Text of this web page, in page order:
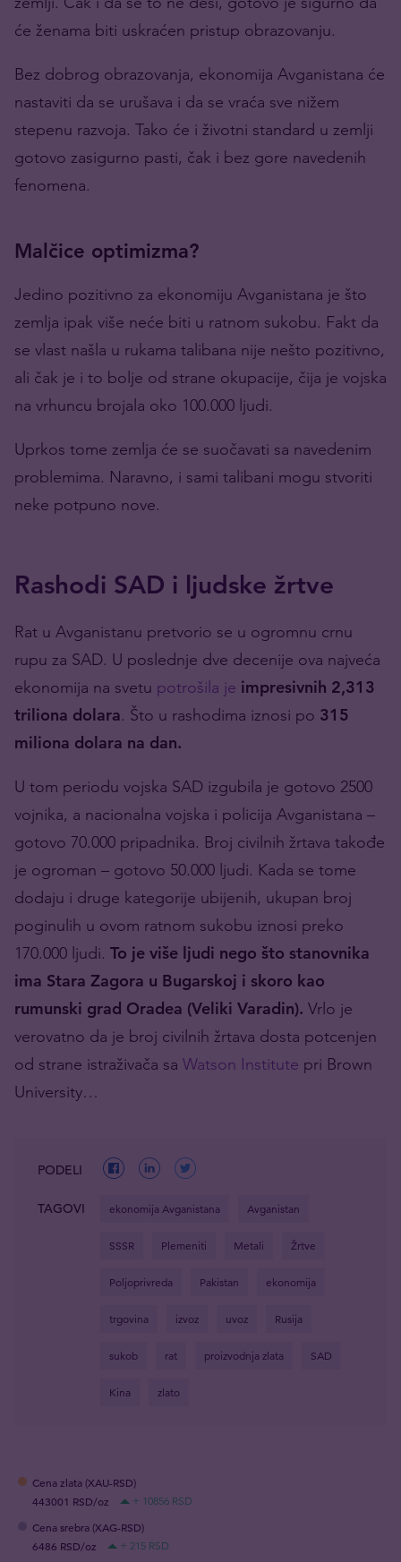
će ženama biti uskraćen pristup obrazovanju.
Bez dobrog obrazovanja, ekonomija Avganistana će
nastaviti da se urušava i da se vraća sve nižem
stepenu razvoja. Tako će i životni standard u zemlji
gotovo zasigurno pasti, čak i bez gore navedenih
fenomena.
Malčice optimizma?
Jedino pozitivno za ekonomiju Avganistana je što
zemlja ipak više neće biti u ratnom sukobu. Fakt da
se vlast našla u rukama talibana nije nešto pozitivno,
ali čak je i to bolje od strane okupacije, čija je vojska
na vrhuncu brojala oko 100.000 ljudi.
Uprkos tome zemlja će se suočavati sa navedenim
problemima. Naravno, i sami talibani mogu stvoriti
neke potpuno nove.
Rashodi SAD i ljudske žrtve
Rat u Avganistanu pretvorio se u ogromnu crnu
rupu za SAD. U poslednje dve decenije ova najveća
ekonomija na svetu potrošila je impresivnih 2,313
triliona dolara. Što u rashodima iznosi po 315
miliona dolara na dan.
U tom periodu vojska SAD izgubila je gotovo 2500
vojnika, a nacionalna vojska i policija Avganistana –
gotovo 70.000 pripadnika. Broj civilnih žrtava takođe
je ogroman – gotovo 50.000 ljudi. Kada se tome
dodaju i druge kategorije ubijenih, ukupan broj
poginulih u ovom ratnom sukobu iznosi preko
170.000 ljudi. To je više ljudi nego što stanovnika
ima Stara Zagora u Bugarskoj i skoro kao
rumunski grad Oradea (Veliki Varadin). Vrlo je
verovatno da je broj civilnih žrtava dosta potcenjen
od strane istraživača sa Watson Institute pri Brown
University…
PODELI
TAGOVI ekonomija Avganistana Avganistan
SSSR Plemeniti Metali Žrtve
Poljoprivreda Pakistan ekonomija
trgovina izvoz uvoz Rusija
sukob rat proizvodnja zlata SAD
Kina zlato
Cena zlata (XAU-RSD)
443001 RSD/oz
+ 10856 RSD
Cena srebra (XAG-RSD)
6486 RSD/oz
+ 215 RSD